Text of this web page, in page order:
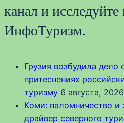
канал и
ИнфоТуризм.
Грузия возбудила дело
притеснениях
туризму 6 августа, 2026
Коми: паломничество и
драйвер северного